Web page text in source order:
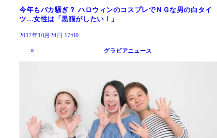
今年もバカ騒ぎ？ ハロウィンのコスプレでＮＧな男の白タイ
ツ…女性は「黒猫がしたい！」
2017年10月24日 17:00
グラビアニュース